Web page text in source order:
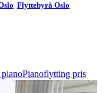
Flyttebyrå Oslo
Pianoflytting pris